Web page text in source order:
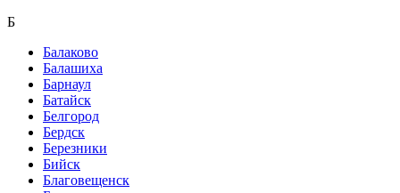
Б
Балаково
Балашиха
Барнаул
Батайск
Белгород
Бердск
Березники
Бийск
Благовещенск